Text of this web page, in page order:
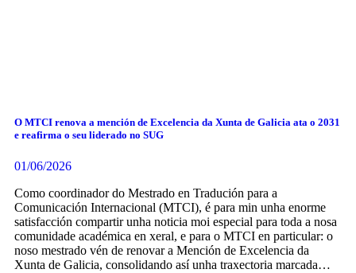
O MTCI renova a mención de Excelencia da Xunta de Galicia ata o 2031
e reafirma o seu liderado no SUG
01/06/2026
Como coordinador do Mestrado en Tradución para a
Comunicación Internacional (MTCI), é para min unha enorme
satisfacción compartir unha noticia moi especial para toda a nosa
comunidade académica en xeral, e para o MTCI en particular: o
noso mestrado vén de renovar a Mención de Excelencia da
Xunta de Galicia, consolidando así unha traxectoria marcada…